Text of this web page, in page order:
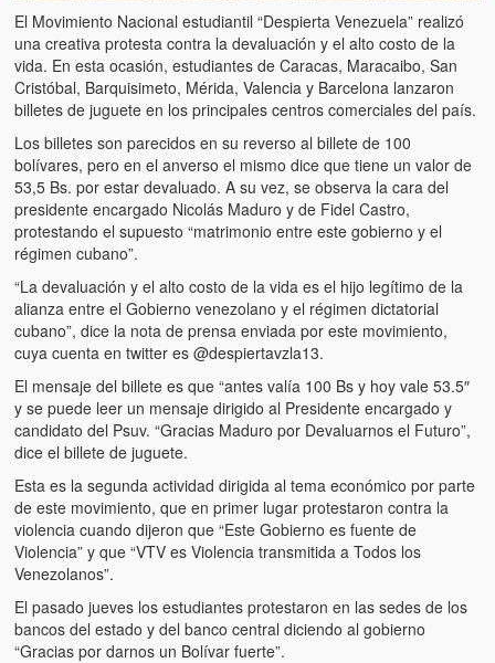
Luis y El Mono… en armas (Luis and El Mono… armed)
Puente Llaguno, Miraflores… ¿y Lina?
Radio Emisoras y canales de televisión clausurados por el
de Chávez hasta el 2009
Victimas del 11 de abril de 2002
Víctimas del régimen dictatorial de Chávez desde que tomó el
poder hasta el 31 de diciembre de 2009
Víctimas inocentes de la violencia castrista del 4 de Febrero de
1992
¡¡¡Miserable traidor, mira a tu pueblo!!! (Despicable traitor, look
your country!!!)
Fotos
Versos
Cuentos
Videos
Chistes
El Movimiento Nacional estudiantil “Despierta Venezuela” realizó
una creativa protesta contra la devaluación y el alto costo de la
vida. En esta ocasión, estudiantes de Caracas, Maracaibo, San
Cristóbal, Barquisimeto, Mérida, Valencia y Barcelona lanzaron
billetes de juguete en los principales centros comerciales del país.
Los billetes son parecidos en su reverso al billete de 100
bolívares, pero en el anverso el mismo dice que tiene un valor de
53,5 Bs. por estar devaluado. A su vez, se observa la cara del
presidente encargado Nicolás Maduro y de Fidel Castro,
protestando el supuesto “matrimonio entre este gobierno y el
régimen cubano”.
“La devaluación y el alto costo de la vida es el hijo legítimo de la
alianza entre el Gobierno venezolano y el régimen dictatorial
cubano”, dice la nota de prensa enviada por este movimiento,
cuya cuenta en twitter es @despiertavzla13.
El mensaje del billete es que “antes valía 100 Bs y hoy vale 53.5″
y se puede leer un mensaje dirigido al Presidente encargado y
candidato del Psuv. “Gracias Maduro por Devaluarnos el Futuro”,
dice el billete de juguete.
Esta es la segunda actividad dirigida al tema económico por parte
de este movimiento, que en primer lugar protestaron contra la
violencia cuando dijeron que “Este Gobierno es fuente de
Violencia” y que “VTV es Violencia transmitida a Todos los
Venezolanos”.
El pasado jueves los estudiantes protestaron en las sedes de los
bancos del estado y del banco central diciendo al gobierno
“Gracias por darnos un Bolívar fuerte”.